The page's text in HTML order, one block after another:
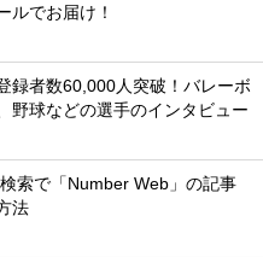
ルでお届け！
録者数60,000人突破！バレーボ
野球などの選手のインタビュー
索で「Number Web」の記事
法